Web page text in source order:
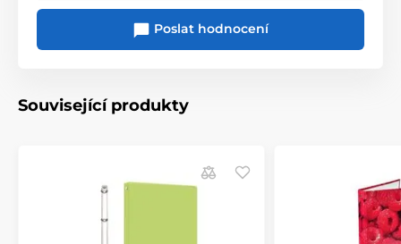
Poslat hodnocení
Související produkty